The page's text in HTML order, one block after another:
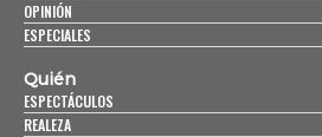
OPINIÓN
ESPECIALES
Quién
ESPECTÁCULOS
REALEZA